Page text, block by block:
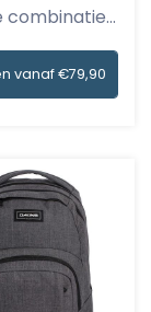
combinatie
vanaf €79,90